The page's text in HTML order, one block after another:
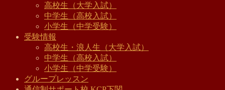
高校生（大学入試）
中学生（高校入試）
小学生（中学受験）
受験情報
高校生・浪人生（大学入試）
中学生（高校入試）
小学生（中学受験）
グループレッスン